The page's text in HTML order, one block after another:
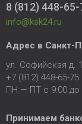
8 (812) 448-65-
info@ksk24.ru
Адрес в Санкт-
ул. Софийская д.
+7 (812) 448-65-75
ПН — ПТ с 9:00 до
Принимаем